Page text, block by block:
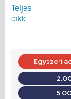
Teljes
cikk